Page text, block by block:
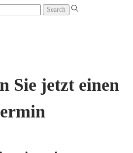
Sie jetzt einen